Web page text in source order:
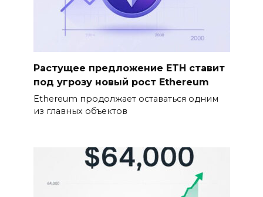
Растущее предложение ETH ставит
под угрозу новый рост Ethereum
Ethereum продолжает оставаться одним
из главных объектов